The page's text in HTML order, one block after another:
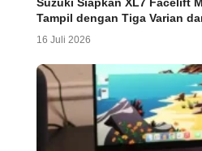
Tampil dengan Tiga Varian
16 Juli 2026